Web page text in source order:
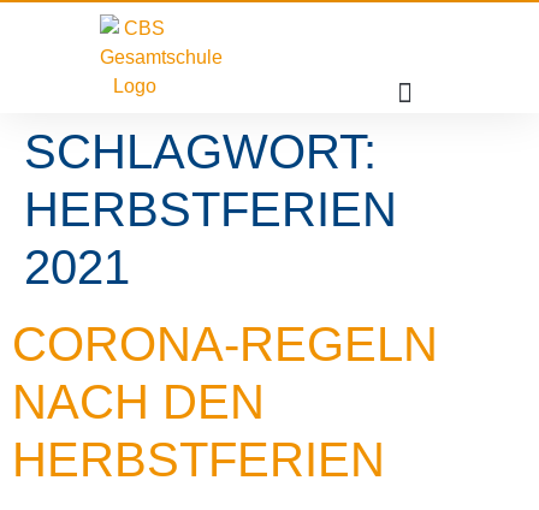
SCHLAGWORT:
HERBSTFERIEN
2021
CORONA-REGELN
NACH DEN
HERBSTFERIEN